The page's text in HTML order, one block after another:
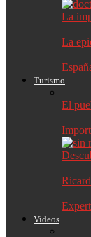
La
La
Turismo
El
Videos